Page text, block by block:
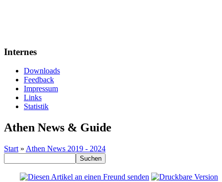
Internes
Downloads
Feedback
Impressum
Links
Statistik
Athen News & Guide
Start » Athen News 2019 - 2024